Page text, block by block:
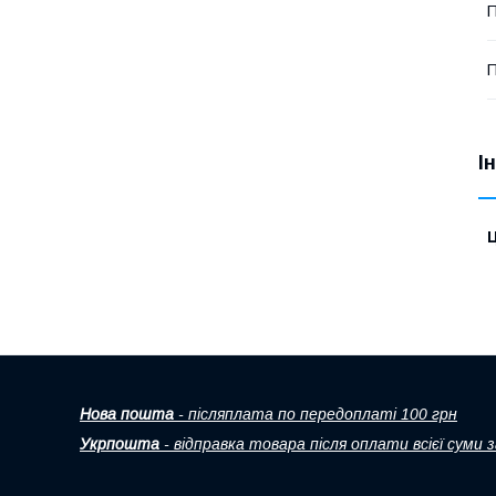
Нова пошта - післяплата по передоплаті 100 грн
Укрпошта - відправка товара після оплати всієї суми